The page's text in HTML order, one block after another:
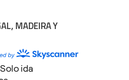
MADEIRA Y